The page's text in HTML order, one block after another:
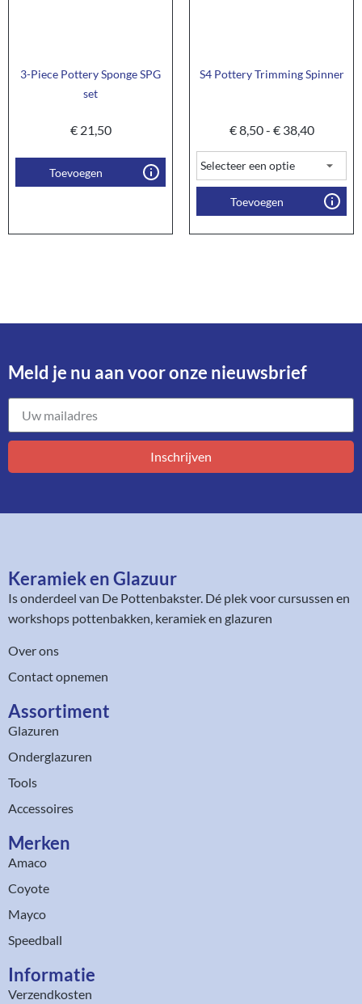
3-Piece Pottery Sponge SPG
set
€21,50
Toevoegen
S4 Pottery Trimming Spinner
€8,50- €38,40
Toevoegen
Meld je nu aan voor onze nieuwsbrief​
Inschrijven
Keramiek en Glazuur​
Is onderdeel van De Pottenbakster. Dé plek voor cursussen en
workshops pottenbakken, keramiek en glazuren
Over ons
Contact opnemen
Assortiment​
Glazuren
Onderglazuren
Tools
Accessoires
Merken
Amaco
Coyote
Mayco
Speedball
Informatie
Verzendkosten